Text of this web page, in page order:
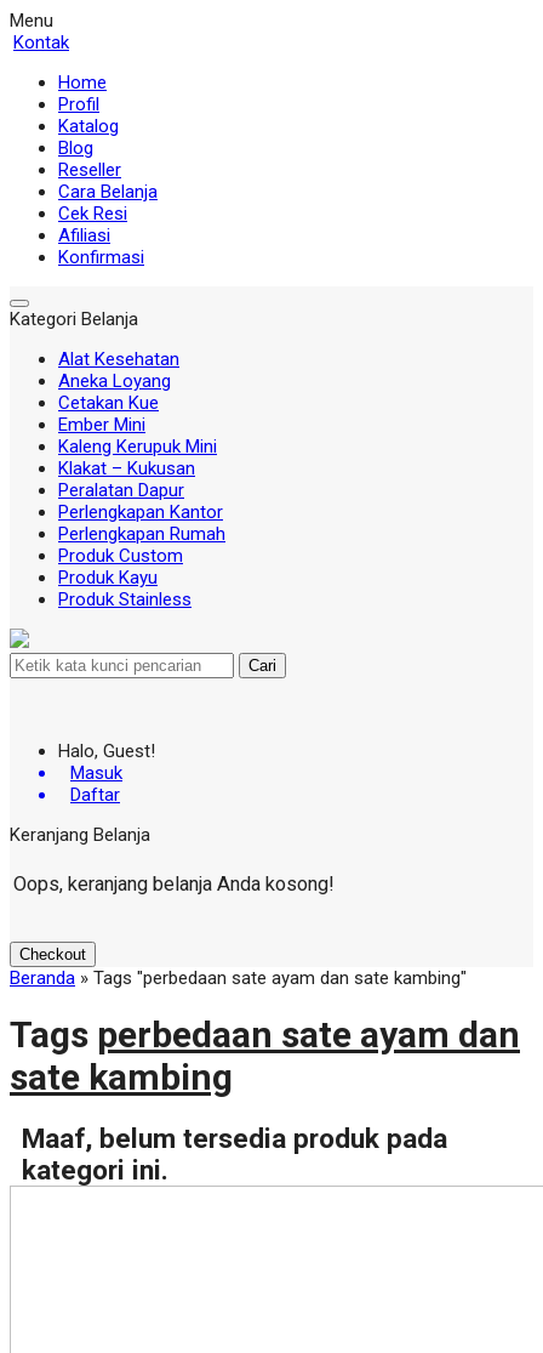
Menu
Kontak
Home
Profil
Katalog
Blog
Reseller
Cara Belanja
Cek Resi
Afiliasi
Konfirmasi
Kategori Belanja
Alat Kesehatan
Aneka Loyang
Cetakan Kue
Ember Mini
Kaleng Kerupuk Mini
Klakat – Kukusan
Peralatan Dapur
Perlengkapan Kantor
Perlengkapan Rumah
Produk Custom
Produk Kayu
Produk Stainless
Cari
Halo, Guest!
Masuk
Daftar
Keranjang Belanja
Oops, keranjang belanja Anda kosong!
Checkout
Beranda » Tags "perbedaan sate ayam dan sate kambing"
Tags perbedaan sate ayam dan
sate kambing
Maaf, belum tersedia produk pada
kategori ini.